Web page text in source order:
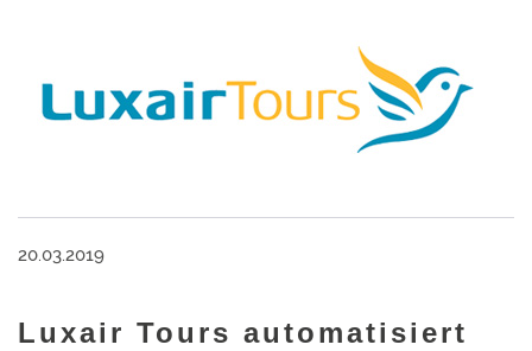
20.03.2019
Luxair Tours automatisiert